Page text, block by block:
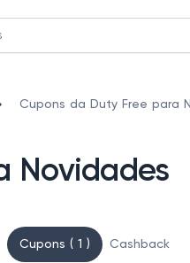
Cupons da Duty Free para
Novidades
Cupons ( 1 ) Cashback